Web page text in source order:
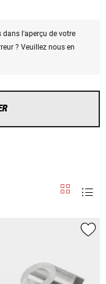
dans l'aperçu de votre
? Veuillez nous en